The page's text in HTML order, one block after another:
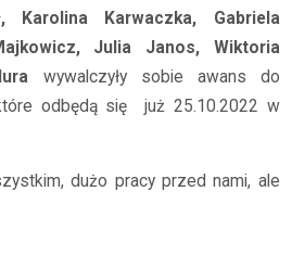
Karolina Karwaczka, Gabriela
Julia Janos, Wiktoria
wywalczyły sobie awans do
odbędą się
już 25.10.2022 w
dużo pracy przed nami, ale